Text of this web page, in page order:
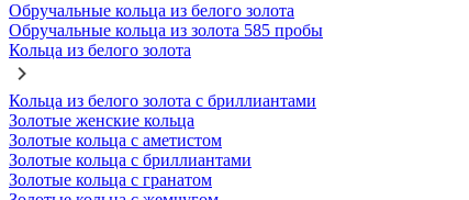
Обручальные кольца из белого золота
Обручальные кольца из золота 585 пробы
Кольца из белого золота
Кольца из белого золота с бриллиантами
Золотые женские кольца
Золотые кольца с аметистом
Золотые кольца с бриллиантами
Золотые кольца с гранатом